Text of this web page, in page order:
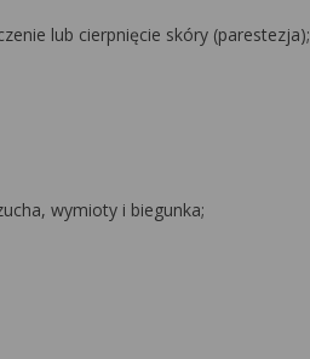
lub cierpnięcie skóry (parestezja);
wymioty i biegunka;